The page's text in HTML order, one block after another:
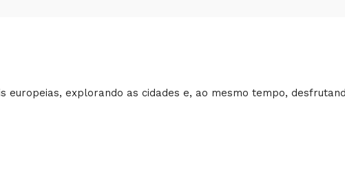
explorando as cidades e, ao mesmo tempo,